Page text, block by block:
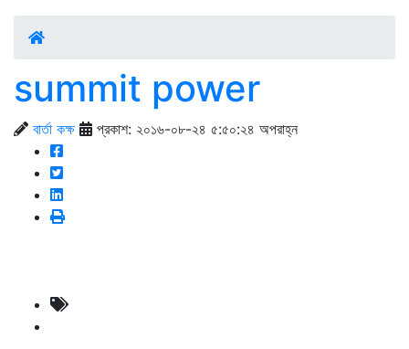
summit power
বার্তা কক্ষ প্রকাশ: ২০১৬-০৮-২৪ ৫:৫০:২৪ অপরাহ্ন